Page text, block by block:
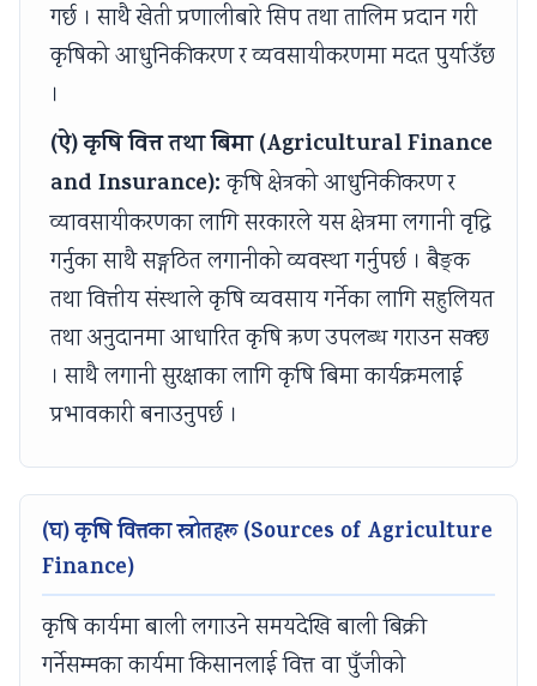
गर्छ । साथै खेती प्रणालीबारे सिप तथा तालिम प्रदान गरी
कृषिको आधुनिकीकरण र व्यवसायीकरणमा मदत पुर्याउँछ
।
(ऐ) कृषि वित्त तथा बिमा (Agricultural Finance
and Insurance):कृषि क्षेत्रको आधुनिकीकरण र
व्यावसायीकरणका लागि सरकारले यस क्षेत्रमा लगानी वृद्धि
गर्नुका साथै सङ्गठित लगानीको व्यवस्था गर्नुपर्छ । बैङ्क
तथा वित्तीय संस्थाले कृषि व्यवसाय गर्नेका लागि सहुलियत
तथा अनुदानमा आधारित कृषि ऋण उपलब्ध गराउन सक्छ
। साथै लगानी सुरक्षाका लागि कृषि बिमा कार्यक्रमलाई
प्रभावकारी बनाउनुपर्छ ।
(घ) कृषि वित्तका स्रोतहरू (Sources of Agriculture
Finance)
कृषि कार्यमा बाली लगाउने समयदेखि बाली बिक्री
गर्नेसम्मका कार्यमा किसानलाई वित्त वा पुँजीको